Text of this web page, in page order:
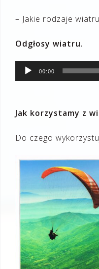
– Jakie rodzaje
Odgłosy wiatru.
Odtwarzacz
plików
00:00
Jak korzystamy z
Do czego